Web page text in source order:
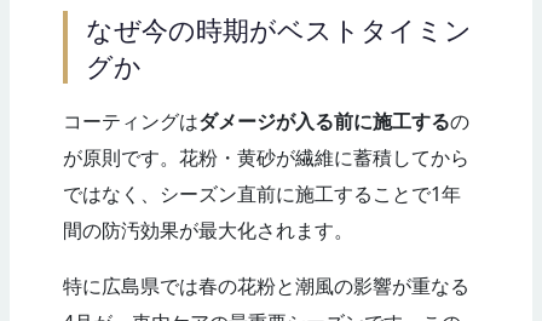
なぜ今の時期がベストタイミン
グか
コーティングはダメージが入る前に施工するの
が原則です。花粉・黄砂が繊維に蓄積してから
ではなく、シーズン直前に施工することで1年
間の防汚効果が最大化されます。
特に広島県では春の花粉と潮風の影響が重なる